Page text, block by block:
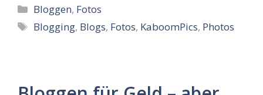
Kategorien
Bloggen, Fotos
Schlagwörter
Blogging, Blogs, Fotos, KaboomPics, Photos